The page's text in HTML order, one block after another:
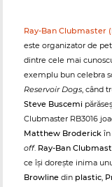
Ray-Ban Clubmaster
este organizator de
dintre cele mai
exemplu bun celebra
Reservoir Dogs, când
Steve Buscemi
Clubmaster RB3016
Matthew Broderick în
off. Ray-Ban
ce își dorește inima
Browline din plastic,